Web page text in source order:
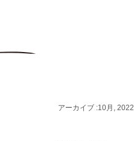
アーカイブ :10月, 2022